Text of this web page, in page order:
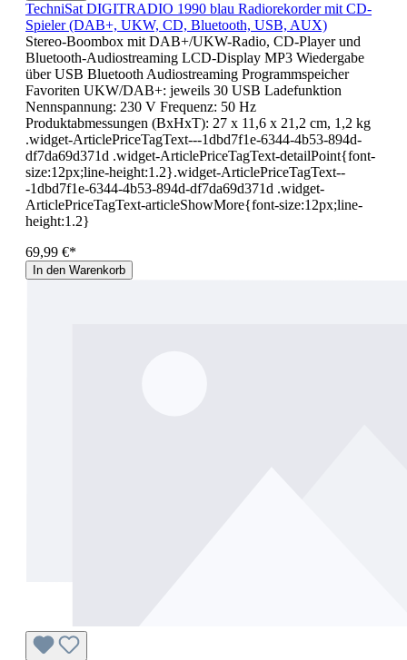
TechniSat DIGITRADIO 1990 blau Radiorekorder mit CD-
Spieler (DAB+, UKW, CD, Bluetooth, USB, AUX)
Stereo-Boombox mit DAB+/UKW-Radio, CD-Player und
Bluetooth-Audiostreaming LCD-Display MP3 Wiedergabe
über USB Bluetooth Audiostreaming Programmspeicher
Favoriten UKW/DAB+: jeweils 30 USB Ladefunktion
Nennspannung: 230 V Frequenz: 50 Hz
Produktabmessungen (BxHxT): 27 x 11,6 x 21,2 cm, 1,2 kg
.widget-ArticlePriceTagText---1dbd7f1e-6344-4b53-894d-
df7da69d371d .widget-ArticlePriceTagText-detailPoint{font-
size:12px;line-height:1.2}.widget-ArticlePriceTagText--
-1dbd7f1e-6344-4b53-894d-df7da69d371d .widget-
ArticlePriceTagText-articleShowMore{font-size:12px;line-
height:1.2}
69,99 €*
In den Warenkorb